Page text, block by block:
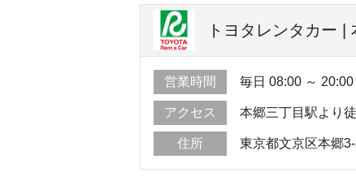
トヨタレンタカー
営業時間 毎日 08:00 ～ 20:00
アクセス 本郷三丁目駅より
住所 東京都文京区本郷